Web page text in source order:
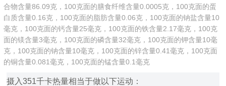
合物含量86.09克，100克面的膳食纤维含量0.0005克，100克面的蛋
白质含量0.16克，100克面的脂肪含量0.06克，100克面的钠盐含量10
毫克，100克面的钙含量25毫克，100克面的铁含量2.17毫克，100克
面的镁含量3毫克，100克面的磷含量32毫克，100克面的钾含量10毫
克，100克面的钠含量10毫克，100克面的锌含量0.41毫克，100克面
的铜含量0.081毫克，100克面的锰含量0.1毫克
摄入351千卡热量相当于做以下运动：